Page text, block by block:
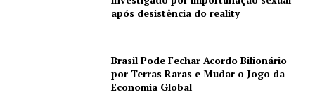
após desistência do reality
Brasil Pode Fechar Acordo Bilionário
por Terras Raras e Mudar o Jogo da
Economia Global